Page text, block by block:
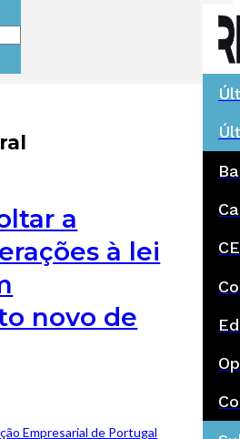
a
à lei
novo de
Empresarial de Portugal